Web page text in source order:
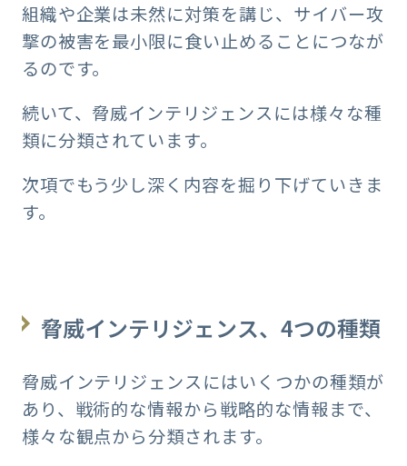
組織や企業は未然に対策を講じ、サイバー攻
撃の被害を最小限に食い止めることにつなが
るのです。
続いて、脅威インテリジェンスには様々な種
類に分類されています。
次項でもう少し深く内容を掘り下げていきま
す。
脅威インテリジェンス、4つの種類
脅威インテリジェンスにはいくつかの種類が
あり、戦術的な情報から戦略的な情報まで、
様々な観点から分類されます。